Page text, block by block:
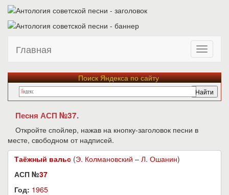
Главная
Поиск Яндекса по сайту
Песня АСП №37.
Откройте спойлер, нажав на кнопку-заголовок песни в
месте, свободном от надписей.
Таёжный вальс (Э. Колмановский – Л. Ошанин)
АСП №37
Год: 1965